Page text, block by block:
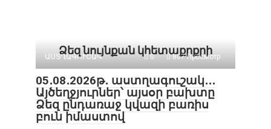
Ձեզ նույնքան կհետաքրքրի
ԱՍՏՂԱԳՈՒՇԱԿ 0 807 Просмотр
05․08․2026թ․ աստղագուշակ․․․
Այծեղջյուրներ՝ այսօր բախտը
Ձեզ ընդառաջ կվազի բառիս
բուն իմաստով